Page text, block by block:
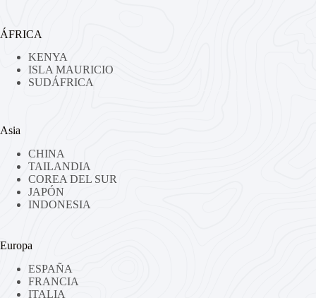
ÁFRICA
KENYA
ISLA MAURICIO
SUDÁFRICA
Asia
CHINA
TAILANDIA
COREA DEL SUR
JAPÓN
INDONESIA
Europa
ESPAÑA
FRANCIA
ITALIA